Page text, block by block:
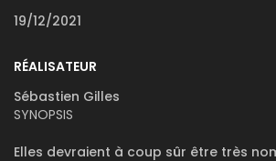
19/12/2021
RÉALISATEUR
Sébastien Gilles
SYNOPSIS
Elles devraient à coup sûr être très